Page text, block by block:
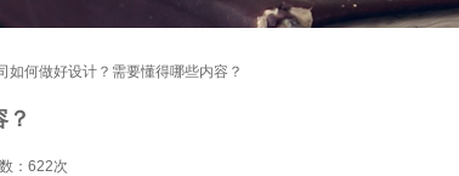
如何做好设计？需要懂得哪些内容？
： 622次